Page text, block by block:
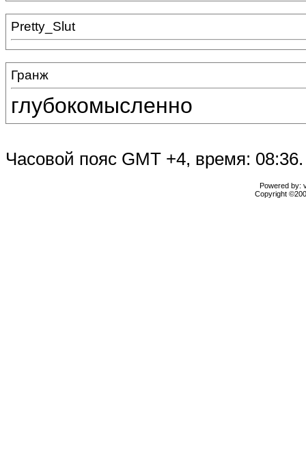
Pretty_Slut
Гранж
глубокомысленно
Часовой пояс GMT +4, время: 08:36.
Powered by:
Copyright